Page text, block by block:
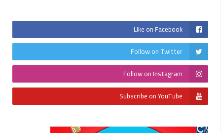
Like on Facebook
Follow on Twitter
Follow on Instagram
Subscribe on YouTube